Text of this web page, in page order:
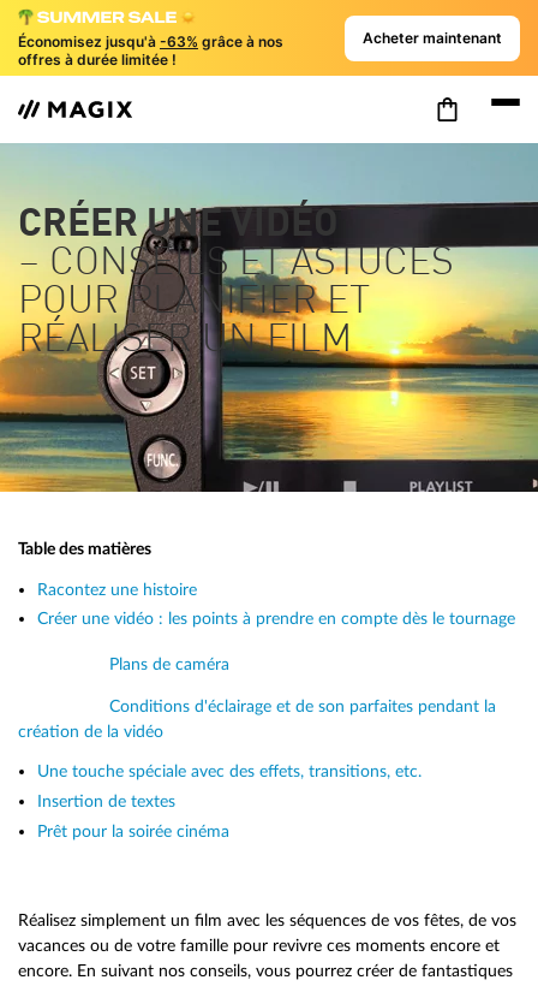
Économisez jusqu'à -63% grâce à nos
offres à durée limitée !
Acheter maintenant
CRÉER UNE VIDÉO
– CONSEILS ET ASTUCES
POUR PLANIFIER ET
RÉALISER UN FILM
Table des matières
Racontez une histoire
Créer une vidéo : les points à prendre en compte dès le tournage
Plans de caméra
Conditions d'éclairage et de son parfaites pendant la
création de la vidéo
Une touche spéciale avec des effets, transitions, etc.
Insertion de textes
Prêt pour la soirée cinéma
Réalisez simplement un film avec les séquences de vos fêtes, de vos
vacances ou de votre famille pour revivre ces moments encore et
encore. En suivant nos conseils, vous pourrez créer de fantastiques